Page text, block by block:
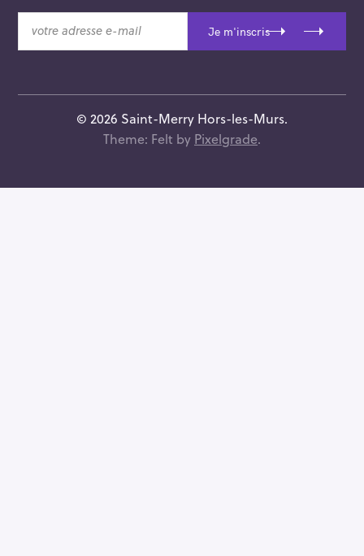
t
e
Je m'inscris
© 2026 Saint-Merry Hors-les-Murs.
Theme: Felt by Pixelgrade.